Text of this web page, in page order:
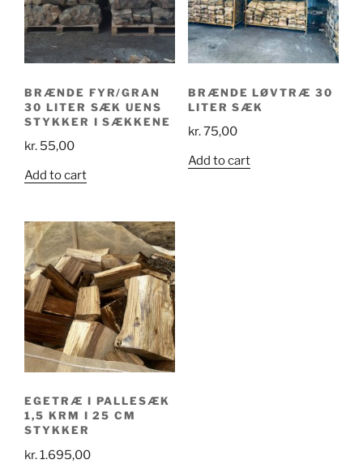
BRÆNDE FYR/GRAN
30 LITER SÆK UENS
STYKKER I SÆKKENE
kr. 55,00
Add to cart
BRÆNDE LØVTRÆ 30
LITER SÆK
kr.75,00
Add to cart
EGETRÆ I PALLESÆK
1,5 KRM I 25 CM
STYKKER
kr.1.695,00